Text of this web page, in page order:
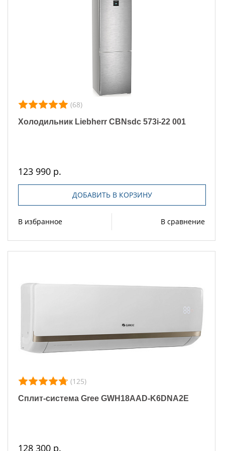
(68)
Холодильник Liebherr CBNsdc 573i-22 001
123 990 р.
ДОБАВИТЬ В КОРЗИНУ
В избранное В сравнение
(125)
Сплит-система Gree GWH18AAD-K6DNA2E
128 300 р.